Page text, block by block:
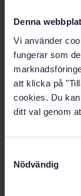
Denna
Vi använder
fungerar som
att klicka på
cookies. Du
ditt val genom
Nödvändig
PDF
Language: